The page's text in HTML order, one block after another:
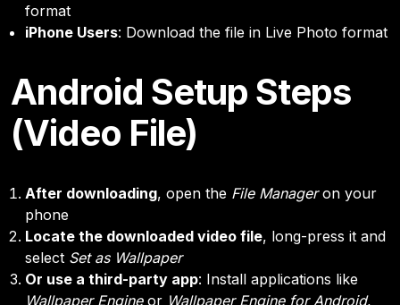
format
iPhone Users: Download the file in Live Photo format
Android Setup Steps
(Video File)
After downloading, open the File Manageron your
phone
Locate the downloaded video file, long-press it and
select Set as Wallpaper
Or use a third-party app: Install applications like
Wallpaper Engineor Wallpaper Engine for Android,